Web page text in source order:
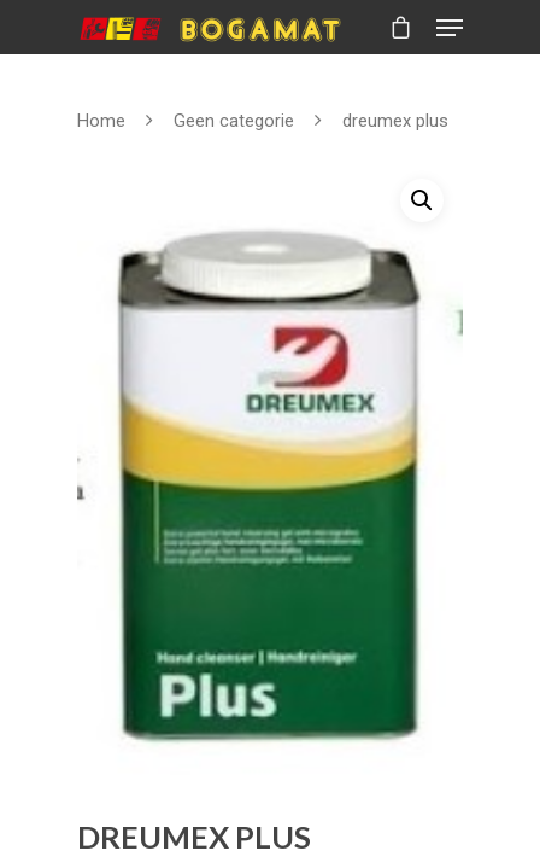
Home Geen categorie dreumex plus
DREUMEX PLUS